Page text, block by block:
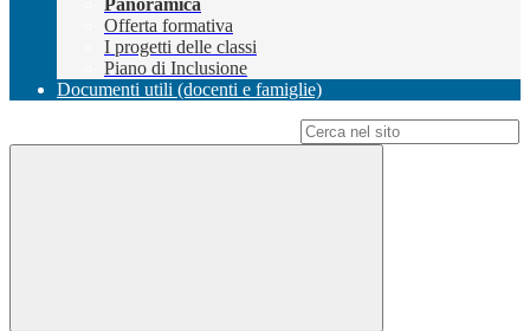
Panoramica
Offerta formativa
I progetti delle classi
Piano di Inclusione
Documenti utili (docenti e famiglie)